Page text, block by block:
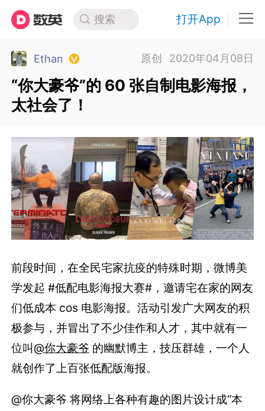
搜索 打开App
Ethan 原创 2020年04月08日
“你大豪爷”的 60 张自制电影海报，
太社会了！
前段时间，在全民宅家抗疫的特殊时期，微博美
学发起 #低配电影海报大赛#，邀请宅在家的网友
们低成本 cos 电影海报。活动引发广大网友的积
极参与，并冒出了不少佳作和人才，其中就有一
位叫@你大豪爷 的幽默博主，技压群雄，一个人
就创作了上百张低配版海报。
@你大豪爷 将网络上各种有趣的图片设计成“本